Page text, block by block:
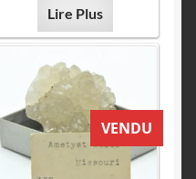
Lire Plus
VENDU